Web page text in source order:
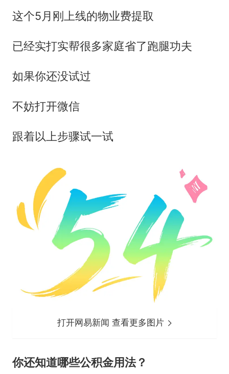
这个5月刚上线的物业费提取
已经实打实帮很多家庭省了跑腿功夫
如果你还没试过
不妨打开微信
跟着以上步骤试一试
打开网易新闻 查看更多图片
你还知道哪些公积金用法？